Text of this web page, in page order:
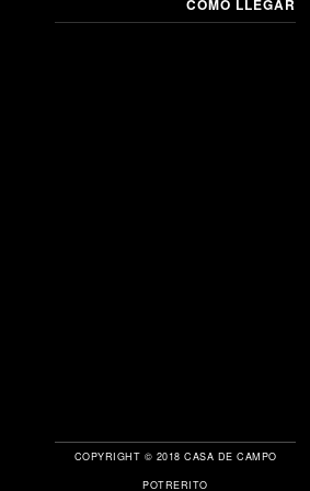
CÓMO LLEGAR
COPYRIGHT © 2018 CASA DE CAMPO
POTRERITO